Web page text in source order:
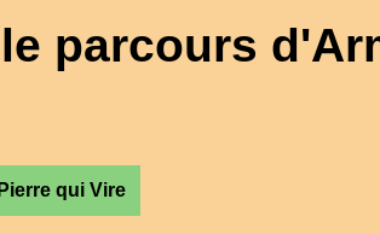
le parcours
qui Vire